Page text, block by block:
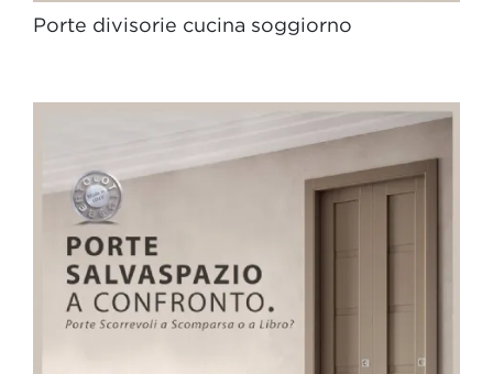
Porte divisorie cucina soggiorno